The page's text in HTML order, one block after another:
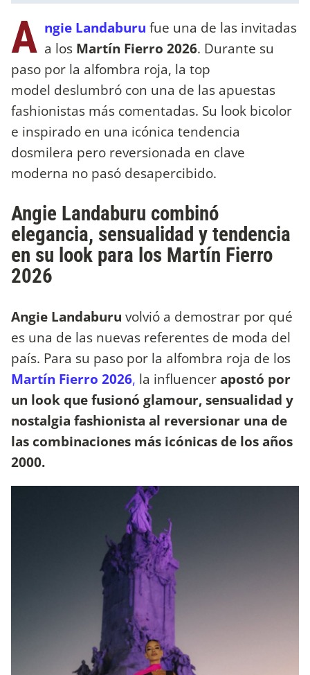
A ngie Landaburu fue una de las invitadas
a los Martín Fierro 2026. Durante su
paso por la alfombra roja, la top
model deslumbró con una de las apuestas
fashionistas más comentadas. Su look bicolor
e inspirado en una icónica tendencia
dosmilera pero reversionada en clave
moderna no pasó desapercibido.
Angie Landaburu combinó
elegancia, sensualidad y tendencia
en su look para los Martín Fierro
2026
Angie Landaburu volvió a demostrar por qué
es una de las nuevas referentes de moda del
país. Para su paso por la alfombra roja de los
Martín Fierro 2026, la influencerapostó por
un look que fusionó glamour, sensualidad y
nostalgia fashionista al reversionar una de
las combinaciones más icónicas de los años
2000.